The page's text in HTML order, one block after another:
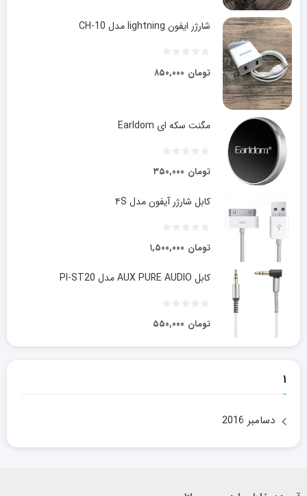
شارژر ایفون lightning مدل CH-10
۸۵۰,۰۰۰ تومان
مگنت سکه ای Earldom
۳۵۰,۰۰۰ تومان
کابل شارژر آیفون مدل ۴S
۱,۵۰۰,۰۰۰ تومان
کابل AUX PURE AUDIO مدل PI-ST20
۵۵۰,۰۰۰ تومان
۱
دسامبر 2016